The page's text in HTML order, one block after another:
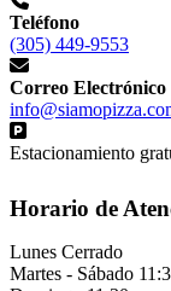
Teléfono
(305) 449-9553
Correo Electrónico
Estacionamiento
Horario de
Lunes Cerrado
Martes - Sábado